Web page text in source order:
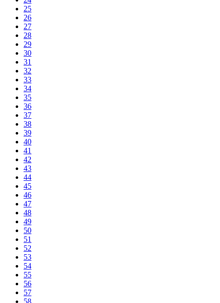
25
26
27
28
29
30
31
32
33
34
35
36
37
38
39
40
41
42
43
44
45
46
47
48
49
50
51
52
53
54
55
56
57
58